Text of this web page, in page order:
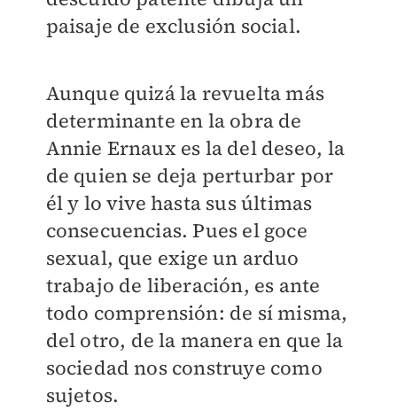
paisaje de exclusión social.
Aunque quizá la revuelta más
determinante en la obra de
Annie Ernaux es la del deseo, la
de quien se deja perturbar por
él y lo vive hasta sus últimas
consecuencias. Pues el goce
sexual, que exige un arduo
trabajo de liberación, es ante
todo comprensión: de sí misma,
del otro, de la manera en que la
sociedad nos construye como
sujetos.